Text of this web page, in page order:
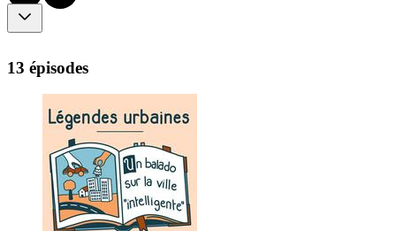
13 épisodes